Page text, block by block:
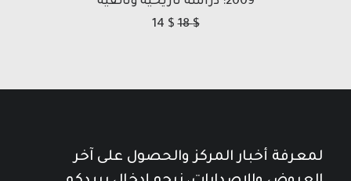
18$
14 $
لمعرفة أخبار المركز والحصول على آخر